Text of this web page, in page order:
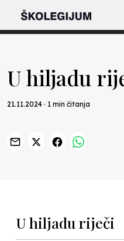
U hiljadu
21.11.2024 · 1 min čitanja
U hiljadu riječi